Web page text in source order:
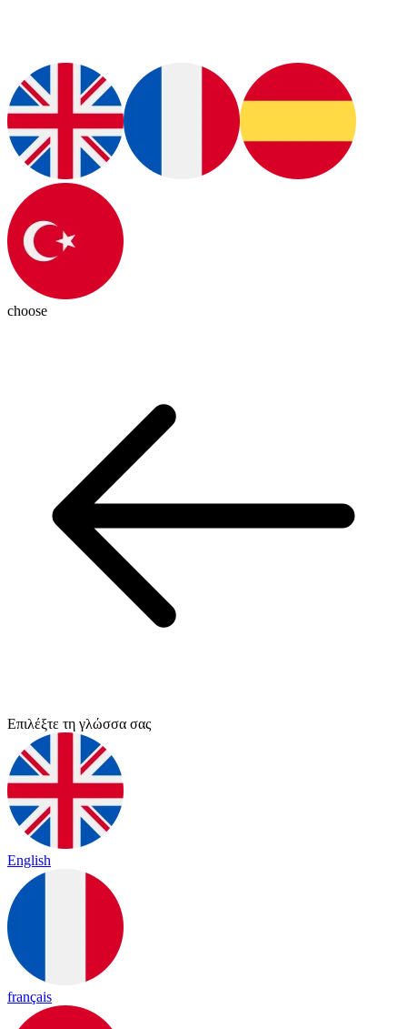
choose
Επιλέξτε τη γλώσσα σας
English
français